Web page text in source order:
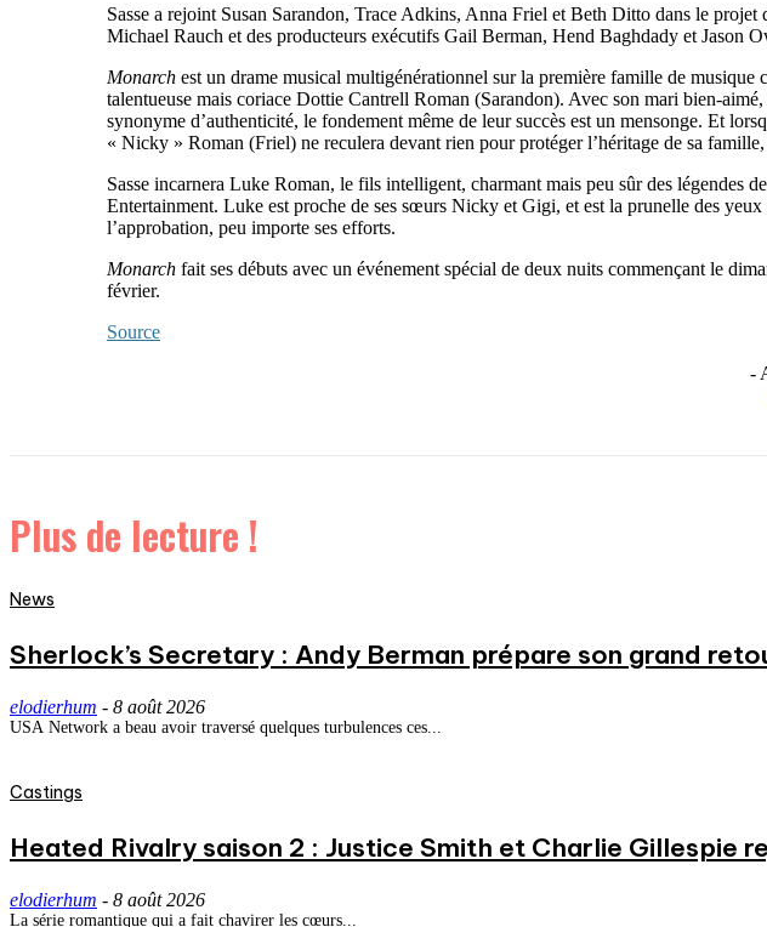
Sasse a rejoint Susan Sarandon, Trace Adkins, Anna Friel et Beth Ditto dans le
Michael Rauch et des producteurs exécutifs Gail Berman, Hend Baghdady et Jason
Monarch est un drame musical multigénérationnel sur la première famille de
talentueuse mais coriace Dottie Cantrell Roman (Sarandon). Avec son mari bien-
synonyme d’authenticité, le fondement même de leur succès est un mensonge. Et
« Nicky » Roman (Friel) ne reculera devant rien pour protéger l’héritage de sa
Sasse incarnera Luke Roman, le fils intelligent, charmant mais peu sûr des
Entertainment. Luke est proche de ses sœurs Nicky et Gigi, et est la prunelle des
l’approbation, peu importe ses efforts.
Monarch fait ses débuts avec un événement spécial de deux nuits commençant le
février.
Source
-
Plus de lecture !
News
Sherlock’s Secretary : Andy Berman prépare son grand
elodierhum - 8 août 2026
USA Network a beau avoir traversé quelques turbulences ces...
Castings
Heated Rivalry saison 2 : Justice Smith et Charlie Gillespie
elodierhum - 8 août 2026
La série romantique qui a fait chavirer les cœurs...